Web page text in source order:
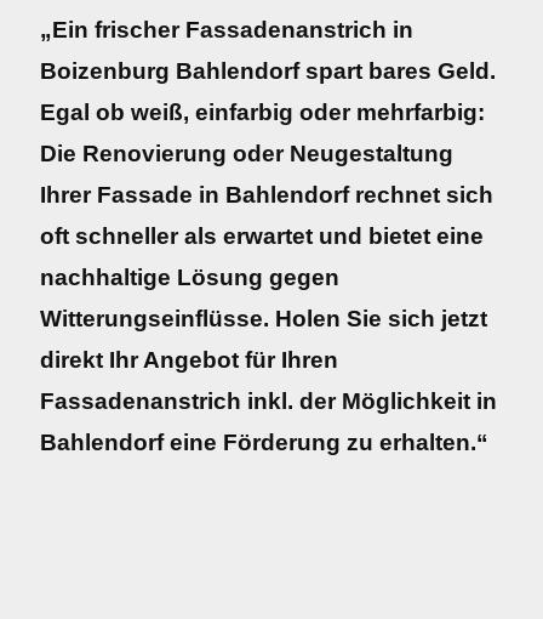
„Ein frischer Fassadenanstrich in
Boizenburg Bahlendorf spart bares Geld.
Egal ob weiß, einfarbig oder mehrfarbig:
Die Renovierung oder Neugestaltung
Ihrer Fassade in Bahlendorf rechnet sich
oft schneller als erwartet und bietet eine
nachhaltige Lösung gegen
Witterungseinflüsse. Holen Sie sich jetzt
direkt Ihr Angebot für Ihren
Fassadenanstrich inkl. der Möglichkeit in
Bahlendorf eine Förderung zu erhalten.“